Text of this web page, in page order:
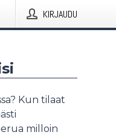
KIRJAUDU
Kun tilaat
milloin